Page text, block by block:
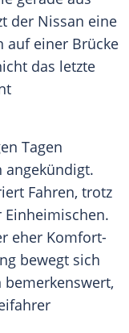
der Nissan eine
auf einer Brücke
das letzte
Tagen
angekündigt.
Fahren, trotz
Einheimischen.
eher Komfort-
bewegt sich